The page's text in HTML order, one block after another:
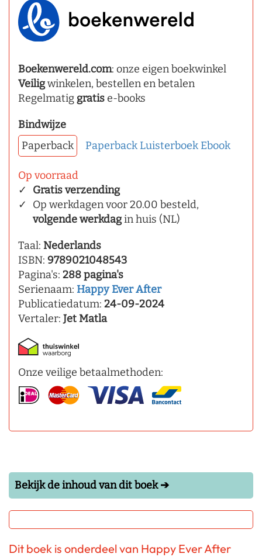
Boekenwereld.com: onze eigen boekwinkel
Veiligwinkelen, bestellen en betalen
Regelmatig gratise-books
Bindwijze
Paperback
Paperback Luisterboek Ebook
Op voorraad
Gratis verzending
Op werkdagen voor 20.00 besteld,
volgende werkdagin huis (NL)
Taal: Nederlands
ISBN: 9789021048543
Pagina's: 288 pagina's
Serienaam: Happy Ever After
Publicatiedatum: 24-09-2024
Vertaler: Jet Matla
Onze veilige betaalmethoden:
Bekijk de inhoud van dit boek ➔
Dit boek is onderdeel van Happy Ever After